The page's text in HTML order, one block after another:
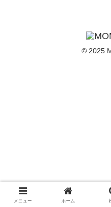
© 2025
メニュー ホーム